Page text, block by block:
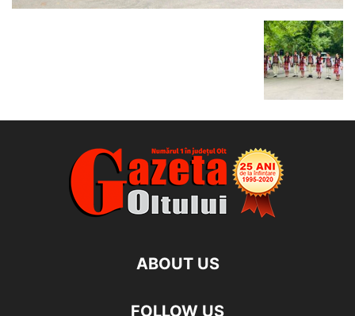
ABOUT US
FOLLOW US